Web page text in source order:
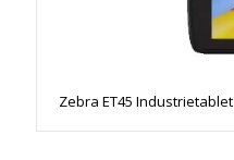
Zebra ET45 Industrietablet